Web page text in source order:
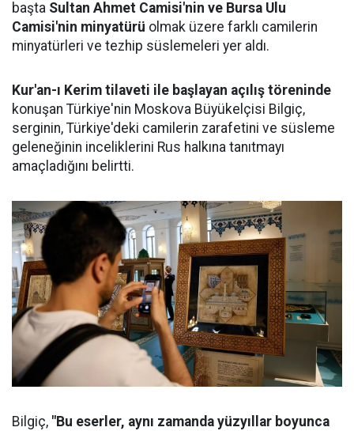
başta Sultan Ahmet Camisi'nin ve Bursa Ulu
Camisi'nin minyatürü olmak üzere farklı camilerin
minyatürleri ve tezhip süslemeleri yer aldı.
Kur'an-ı Kerim tilaveti ile başlayan açılış töreninde
konuşan Türkiye'nin Moskova Büyükelçisi Bilgiç,
serginin, Türkiye'deki camilerin zarafetini ve süsleme
geleneğinin inceliklerini Rus halkına tanıtmayı
amaçladığını belirtti.
Bilgiç, "Bu eserler, aynı zamanda yüzyıllar boyunca